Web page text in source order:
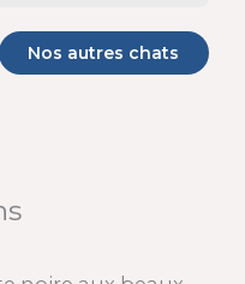
Nos autres chats